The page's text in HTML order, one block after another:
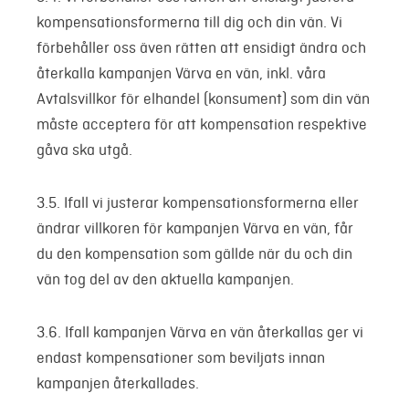
kompensationsformerna till dig och din vän. Vi
förbehåller oss även rätten att ensidigt ändra och
återkalla kampanjen Värva en vän, inkl. våra
Avtalsvillkor för elhandel (konsument) som din vän
måste acceptera för att kompensation respektive
gåva ska utgå.
3.5. Ifall vi justerar kompensationsformerna eller
ändrar villkoren för kampanjen Värva en vän, får
du den kompensation som gällde när du och din
vän tog del av den aktuella kampanjen.
3.6. Ifall kampanjen Värva en vän återkallas ger vi
endast kompensationer som beviljats innan
kampanjen återkallades.